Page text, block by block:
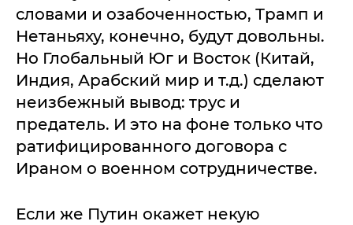
словами и озабоченностью, Трамп и
Нетаньяху, конечно, будут довольны.
Но Глобальный Юг и Восток (Китай,
Индия, Арабский мир и т.д.) сделают
неизбежный вывод: трус и
предатель. И это на фоне только что
ратифицированного договора с
Ираном о военном сотрудничестве.
Если же Путин окажет некую